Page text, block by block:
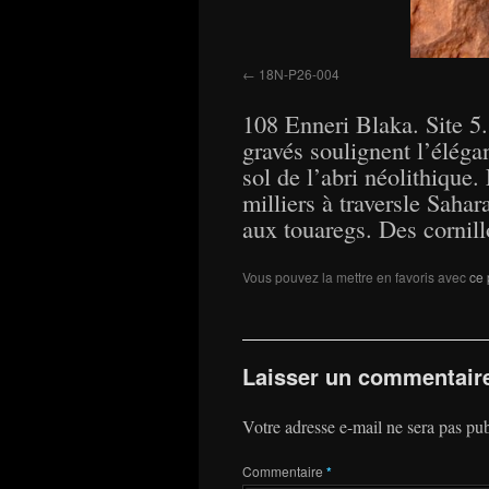
18N-P26-004
108 Enneri Blaka. Site
gravés soulignent
sol de l’abri néolithique.
milliers à traversle
aux touaregs. Des
Vous pouvez la mettre en favoris avecce
Laisser un
Votre adresse e-mail ne sera pas
Commentaire *